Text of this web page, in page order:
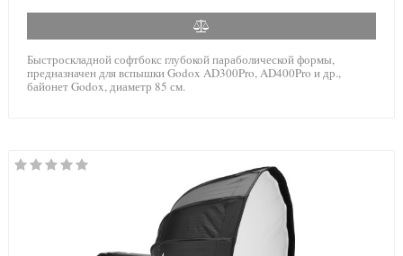
Быстроскладной софтбокс глубокой параболической формы,
предназначен для вспышки Godox AD300Pro, AD400Pro и др.,
байонет Godox, диаметр 85 см.